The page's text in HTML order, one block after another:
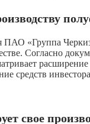
«Группа
Согласно
средств
свое